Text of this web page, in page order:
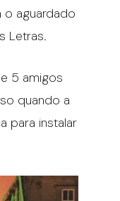
aguardado
Letras.
5 amigos
quando a
para instalar